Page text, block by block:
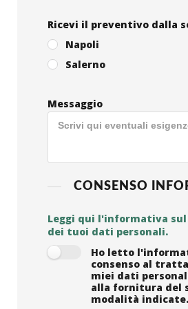
Ricevi il preventivo dalla
Napoli
Salerno
Messaggio
CONSENSO
Leggi qui l'informativa
dei tuoi dati personali.
Ho letto
consenso al
miei dati
alla fornitura del
modalità indicate.